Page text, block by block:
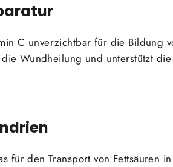
C unverzichtbar für die Bildung
Wundheilung und unterstützt
für den Transport von Fettsäuren